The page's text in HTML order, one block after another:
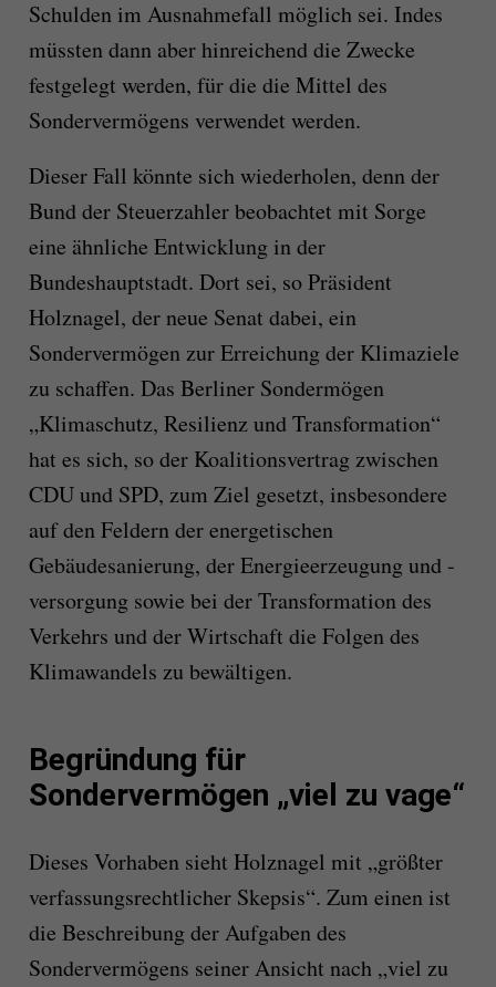
Schulden im Ausnahmefall möglich sei. Indes
müssten dann aber hinreichend die Zwecke
festgelegt werden, für die die Mittel des
Sondervermögens verwendet werden.
Dieser Fall könnte sich wiederholen, denn der
Bund der Steuerzahler beobachtet mit Sorge
eine ähnliche Entwicklung in der
Bundeshauptstadt. Dort sei, so Präsident
Holznagel, der neue Senat dabei, ein
Sondervermögen zur Erreichung der Klimaziele
zu schaffen. Das Berliner Sondermögen
„Klimaschutz, Resilienz und Transformation“
hat es sich, so der Koalitionsvertrag zwischen
CDU und SPD, zum Ziel gesetzt, insbesondere
auf den Feldern der energetischen
Gebäudesanierung, der Energieerzeugung und -
versorgung sowie bei der Transformation des
Verkehrs und der Wirtschaft die Folgen des
Klimawandels zu bewältigen.
Begründung für
Sondervermögen „viel zu vage“
Dieses Vorhaben sieht Holznagel mit „größter
verfassungsrechtlicher Skepsis“. Zum einen ist
die Beschreibung der Aufgaben des
Sondervermögens seiner Ansicht nach „viel zu